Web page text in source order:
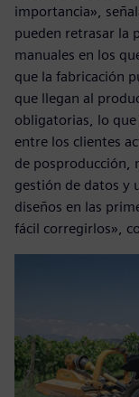
importancia»,
pueden retrasar la
manuales en los
que la fabricación
que llegan al
obligatorias, lo
entre los clientes
de posproducción,
gestión de datos y
diseños en las
fácil corregirlos»,